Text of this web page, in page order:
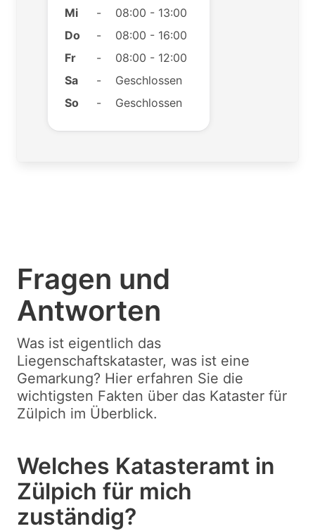
Mi
-
08:00 - 13:00
Do
-
08:00 - 16:00
Fr
-
08:00 - 12:00
Sa
-
Geschlossen
So
- Geschlossen
Fragen und
Antworten
Was ist eigentlich das
Liegenschaftskataster, was ist eine
Gemarkung? Hier erfahren Sie die
wichtigsten Fakten über das Kataster für
Zülpich im Überblick.
Welches Katasteramt in
Zülpich für mich
zuständig?